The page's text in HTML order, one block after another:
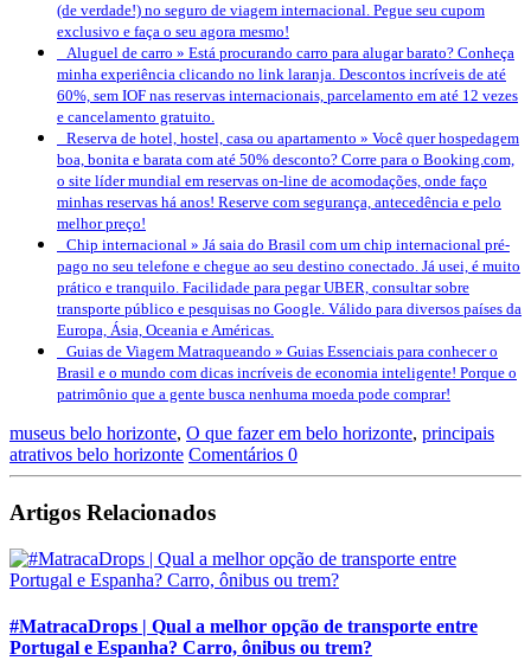
(de verdade!) no seguro de viagem internacional. Pegue seu cupom
exclusivo e faça o seu agora mesmo!
Aluguel de carro » Está procurando carro para alugar barato? Conheça
minha experiência clicando no link laranja. Descontos incríveis de até
60%, sem IOF nas reservas internacionais, parcelamento em até 12 vezes
e cancelamento gratuito.
Reserva de hotel, hostel, casa ou apartamento » Você quer hospedagem
boa, bonita e barata com até 50% desconto? Corre para o Booking.com,
o site líder mundial em reservas on-line de acomodações, onde faço
minhas reservas há anos! Reserve com segurança, antecedência e pelo
melhor preço!
Chip internacional » Já saia do Brasil com um chip internacional pré-
pago no seu telefone e chegue ao seu destino conectado. Já usei, é muito
prático e tranquilo. Facilidade para pegar UBER, consultar sobre
transporte público e pesquisas no Google. Válido para diversos países da
Europa, Ásia, Oceania e Américas.
Guias de Viagem Matraqueando » Guias Essenciais para conhecer o
Brasil e o mundo com dicas incríveis de economia inteligente! Porque o
patrimônio que a gente busca nenhuma moeda pode comprar!
museus belo horizonte, O que fazer em belo horizonte, principais
atrativos belo horizonte Comentários 0
Artigos Relacionados
#MatracaDrops | Qual a melhor opção de transporte entre
Portugal e Espanha? Carro, ônibus ou trem?